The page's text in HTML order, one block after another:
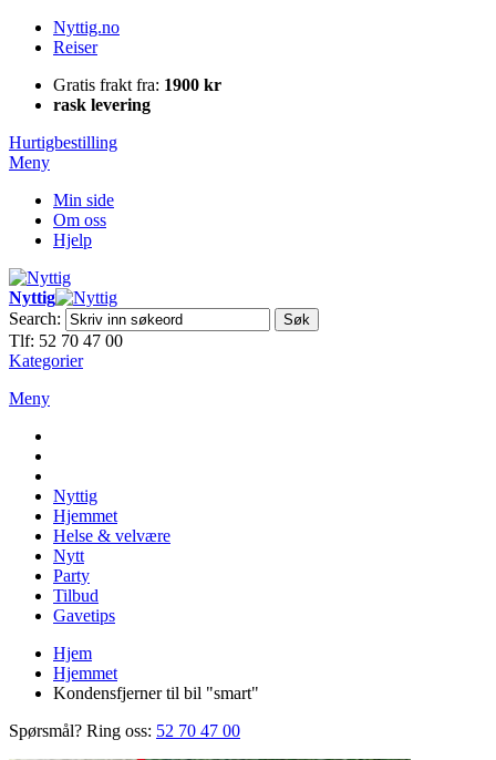
Nyttig.no
Reiser
Gratis frakt fra: 1900 kr
rask levering
Hurtigbestilling
Meny
Min side
Om oss
Hjelp
Nyttig
Search:
Søk
Tlf: 52 70 47 00
Kategorier
Meny
Nyttig
Hjemmet
Helse & velvære
Nytt
Party
Tilbud
Gavetips
Hjem
Hjemmet
Kondensfjerner til bil "smart"
Spørsmål? Ring oss: 52 70 47 00